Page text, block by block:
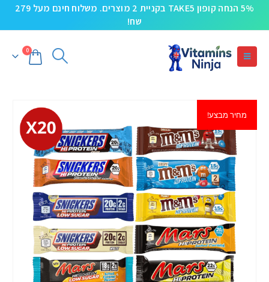
5% הנחה קופון TAKE5 בקניית 2 מוצרים. משלוח חינם מעל 279
שח!
0
מחיר מבצע!